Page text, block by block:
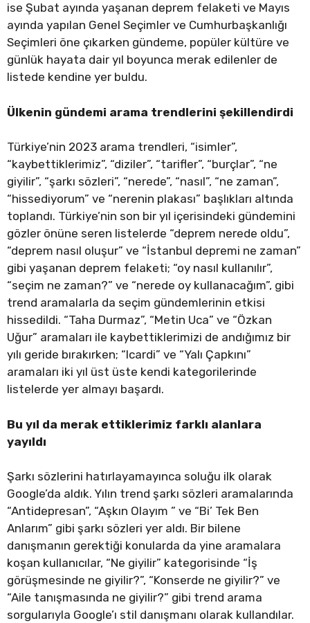
ise Şubat ayında yaşanan deprem felaketi ve Mayıs
ayında yapılan Genel Seçimler ve Cumhurbaşkanlığı
Seçimleri öne çıkarken gündeme, popüler kültüre ve
günlük hayata dair yıl boyunca merak edilenler de
listede kendine yer buldu.
Ülkenin gündemi arama trendlerini şekillendirdi
Türkiye’nin 2023 arama trendleri, “isimler”,
“kaybettiklerimiz”, “diziler”, “tarifler”, “burçlar”, “ne
giyilir”, “şarkı sözleri”, “nerede”, “nasıl”, “ne zaman”,
“hissediyorum” ve “nerenin plakası” başlıkları altında
toplandı. Türkiye’nin son bir yıl içerisindeki gündemini
gözler önüne seren listelerde “deprem nerede oldu”,
“deprem nasıl oluşur” ve “İstanbul depremi ne zaman”
gibi yaşanan deprem felaketi; “oy nasıl kullanılır”,
“seçim ne zaman?” ve “nerede oy kullanacağım”, gibi
trend aramalarla da seçim gündemlerinin etkisi
hissedildi. “Taha Durmaz”, “Metin Uca” ve “Özkan
Uğur” aramaları ile kaybettiklerimizi de andığımız bir
yılı geride bırakırken; “Icardi” ve “Yalı Çapkını”
aramaları iki yıl üst üste kendi kategorilerinde
listelerde yer almayı başardı.
Bu yıl da merak ettiklerimiz farklı alanlara
yayıldı
Şarkı sözlerini hatırlayamayınca soluğu ilk olarak
Google’da aldık. Yılın trend şarkı sözleri aramalarında
“Antidepresan”, “Aşkın Olayım ” ve “Bi’ Tek Ben
Anlarım” gibi şarkı sözleri yer aldı. Bir bilene
danışmanın gerektiği konularda da yine aramalara
koşan kullanıcılar, “Ne giyilir” kategorisinde “İş
görüşmesinde ne giyilir?”, “Konserde ne giyilir?” ve
“Aile tanışmasında ne giyilir?” gibi trend arama
sorgularıyla Google’ı stil danışmanı olarak kullandılar.